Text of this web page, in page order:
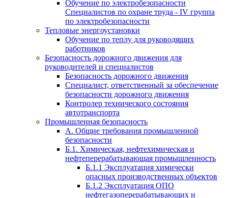
Обучение по электробезопасности
Специалистов по охране труда - IV группа
по электробезопасности
Тепловые энергоустановки
Обучение по теплу для руководящих
работников
Безопасность дорожного движения для
руководителей и специалистов
Безопасность дорожного движения
Специалист, ответственный за обеспечение
безопасности дорожного движения
Контролер технического состояния
автотранспорта
Промышленная безопасность
А. Общие требования промышленной
безопасности
Б.1. Химическая, нефтехимическая и
нефтеперерабатывающая промышленность
Б.1.1 Эксплуатация химически
опасных производственных объектов
Б.1.2 Эксплуатация ОПО
нефтегазоперерабатывающих и